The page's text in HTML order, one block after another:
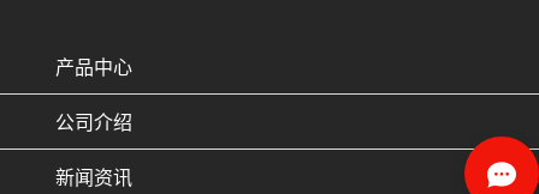
产品中心
公司介绍
新闻资讯